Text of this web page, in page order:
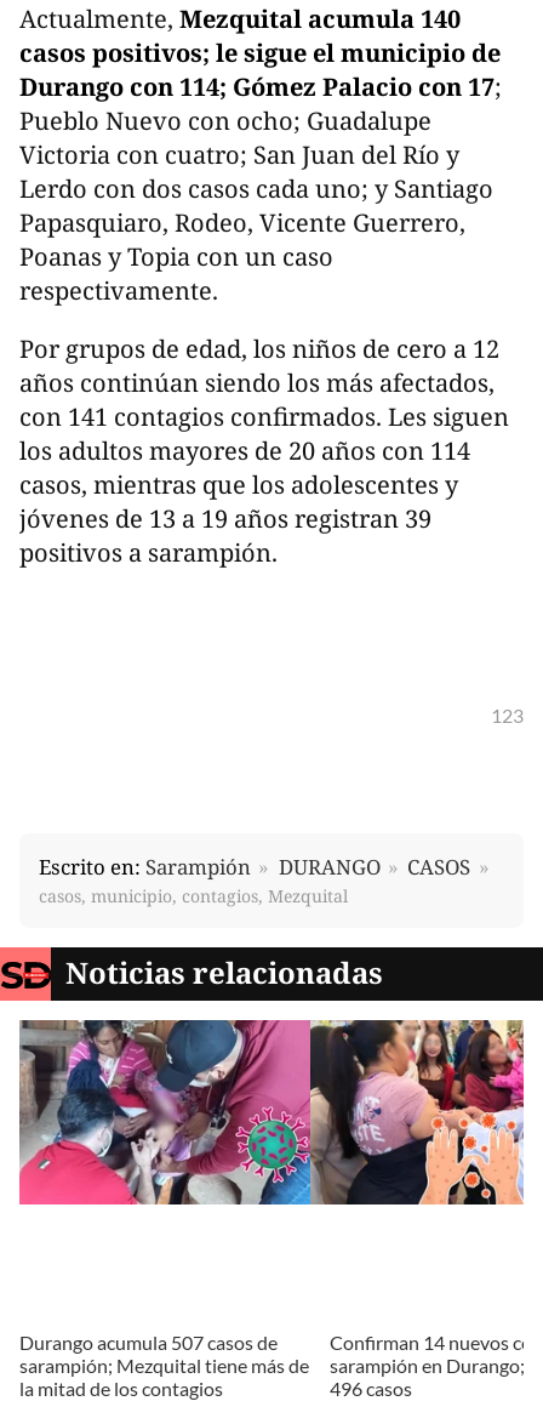
Actualmente, Mezquital acumula 140
casos positivos; le sigue el municipio de
Durango con 114; Gómez Palacio con 17;
Pueblo Nuevo con ocho; Guadalupe
Victoria con cuatro; San Juan del Río y
Lerdo con dos casos cada uno; y Santiago
Papasquiaro, Rodeo, Vicente Guerrero,
Poanas y Topia con un caso
respectivamente.
Por grupos de edad, los niños de cero a 12
años continúan siendo los más afectados,
con 141 contagios confirmados. Les siguen
los adultos mayores de 20 años con 114
casos, mientras que los adolescentes y
jóvenes de 13 a 19 años registran 39
positivos a sarampión.
123
Escrito en: Sarampión DURANGO CASOS
casos, municipio, contagios, Mezquital
Noticias relacionadas
Durango acumula 507 casos de
sarampión; Mezquital tiene más de
la mitad de los contagios
Confirman 14 nuevos
sarampión en Durango;
496 casos